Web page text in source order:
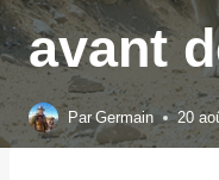
avant
Par Germain 20